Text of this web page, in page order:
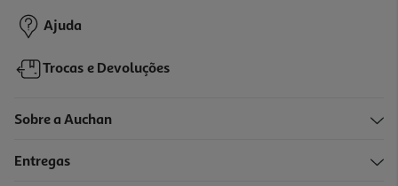
Ajuda
Trocas e Devoluções
Sobre a Auchan
Entregas